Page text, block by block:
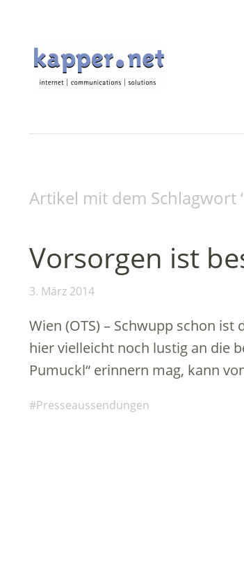
Artikel mit dem Schlagwort ‘
Vorsorgen ist
3. März 2014
Wien (OTS) – Schwupp schon
hier vielleicht noch lustig an die
Pumuckl“ erinnern mag, kann
Presseaussendungen